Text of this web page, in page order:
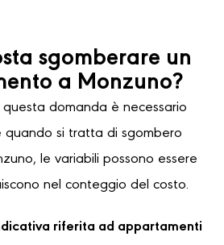
sgomberare un
a Monzuno?
questa domanda è necessario
quando si tratta di sgombero
le variabili possono essere
nel conteggio del costo.
riferita ad appartamenti